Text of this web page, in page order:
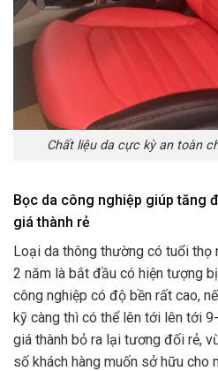
Chất liệu da cực kỳ an toàn
Bọc da công nghiệp giúp tăng
giá thành rẻ
Loại da thông thường có tuổi thọ
2 năm là bắt đầu có hiện tượng
công nghiệp có độ bền rất cao,
kỹ càng thì có thể lên tới lên tới
giá thành bỏ ra lại tương đối rẻ,
số khách hàng muốn sở hữu cho